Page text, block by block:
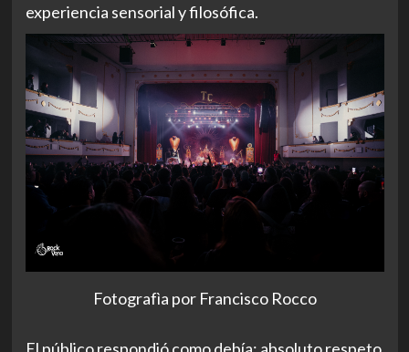
experiencia sensorial y filosófica.
Fotografìa por Francisco Rocco